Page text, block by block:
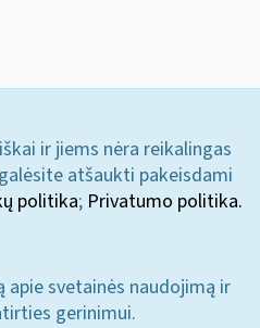
ir jiems nėra reikalingas
atšaukti pakeisdami
politika; Privatumo politika.
svetainės naudojimą ir
gerinimui.